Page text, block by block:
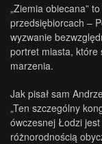
„Ziemia obiecana”
przedsiębiorcach –
wyzwanie
portret miasta, które
marzenia.
Jak pisał sam
„Ten szczególny
ówczesnej Łodzi
różnorodnością